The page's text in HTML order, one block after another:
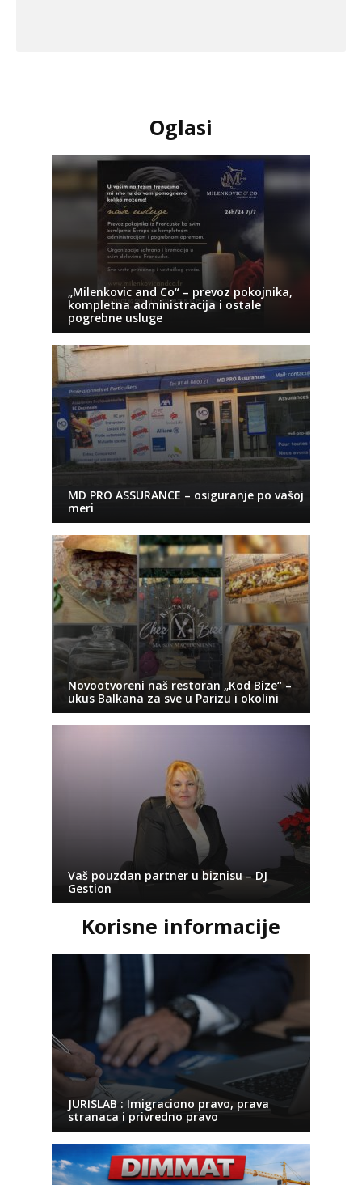
Oglasi
„Milenkovic and Co“ – prevoz pokojnika,
kompletna administracija i ostale
pogrebne usluge
MD PRO ASSURANCE – osiguranje po vašoj
meri
Novootvoreni naš restoran „Kod Bize“ –
ukus Balkana za sve u Parizu i okolini
Vaš pouzdan partner u biznisu – DJ
Gestion
Korisne informacije
JURISLAB : Imigraciono pravo, prava
stranaca i privredno pravo